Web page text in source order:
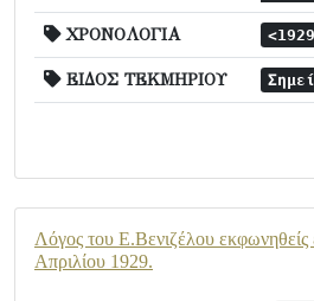
ΧΡΟΝΟΛΟΓΙΑ
ΕΙΔΟΣ ΤΕΚΜΗΡΙΟΥ
Λόγος του Ε.Βενιζέλου εκφωνηθείς
Απριλίου 1929.